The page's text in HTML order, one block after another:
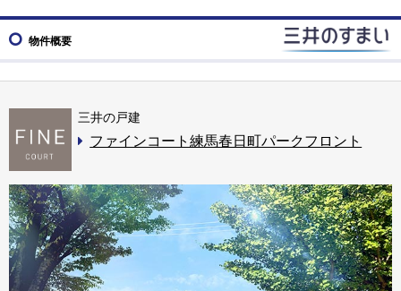
物件概要
三井の戸建
ファインコート練馬春日町パークフロント